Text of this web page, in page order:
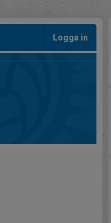
Logga in